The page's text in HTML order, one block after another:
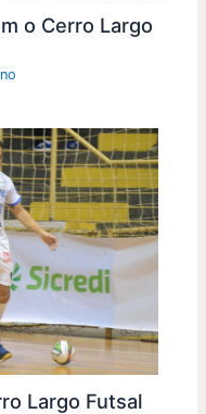
o Cerro Largo
Largo Futsal